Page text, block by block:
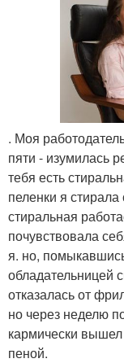
. Моя
пяти - изумилась
тебя есть
пеленки я
стиральная
почувствовала
я. но,
обладательницей
отказалась от
но через неделю
кармически вышел
пеной.